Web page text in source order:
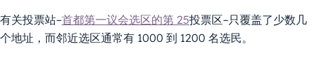
有关投票站–首都第一议会选区的第 25投票区–只覆盖了少数几
个地址，而邻近选区通常有 1000 到 1200 名选民。